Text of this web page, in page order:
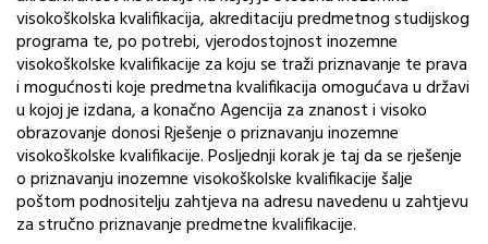
visokoškolska kvalifikacija, akreditaciju predmetnog studijskog
programa te, po potrebi, vjerodostojnost inozemne
visokoškolske kvalifikacije za koju se traži priznavanje te prava
i mogućnosti koje predmetna kvalifikacija omogućava u državi
u kojoj je izdana, a konačno Agencija za znanost i visoko
obrazovanje donosi Rješenje o priznavanju inozemne
visokoškolske kvalifikacije. Posljednji korak je taj da se rješenje
o priznavanju inozemne visokoškolske kvalifikacije šalje
poštom podnositelju zahtjeva na adresu navedenu u zahtjevu
za stručno priznavanje predmetne kvalifikacije.